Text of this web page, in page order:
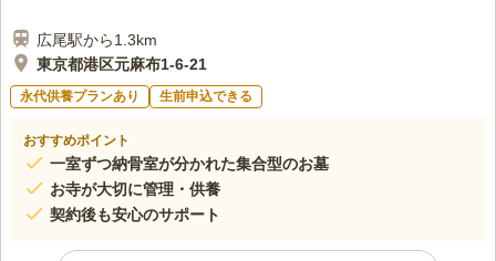
広尾駅から1.3km
東京都港区元麻布1-6-21
永代供養プランあり 生前申込できる
おすすめポイント
一室ずつ納骨室が分かれた集合型のお墓
お寺が大切に管理・供養
契約後も安心のサポート